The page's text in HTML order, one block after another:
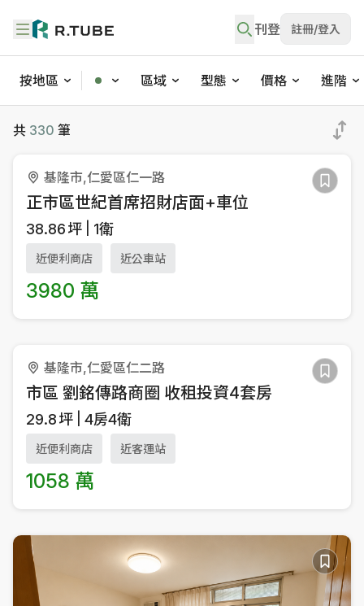
刊登 註冊/登入
按地區 區域 型態 價格 進階
不動產買賣與社區物件搜尋
共 330 筆
基隆市,仁愛區仁一路
正市區世紀首席招財店面+車位
38.86坪 1衛
近便利商店 近公車站
3980 萬
基隆市,仁愛區仁二路
市區 劉銘傳路商圈 收租投資4套房
29.8坪 4房4衛
近便利商店 近客運站
1058 萬